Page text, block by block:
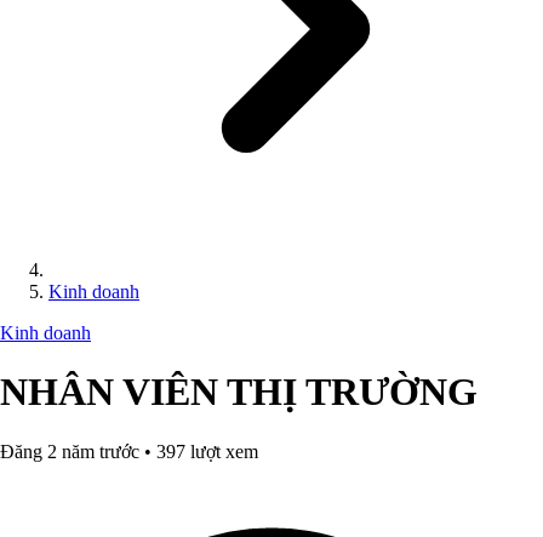
Kinh doanh
Kinh doanh
NHÂN VIÊN THỊ TRƯỜNG
Đăng 2 năm trước • 397 lượt xem